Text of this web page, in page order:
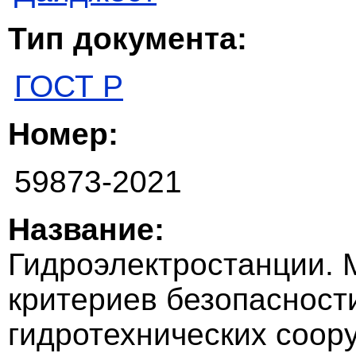
Тип документа:
ГОСТ Р
Номер:
59873-2021
Название:
критериев
гидротехнических